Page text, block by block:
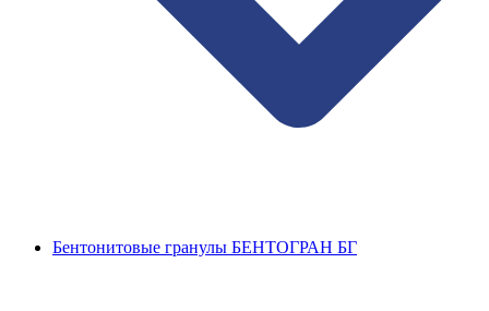
Бентонитовые гранулы БЕНТОГРАН БГ